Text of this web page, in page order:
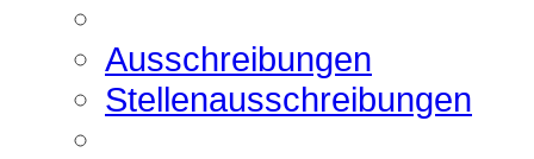
Ausschreibungen
Stellenausschreibungen